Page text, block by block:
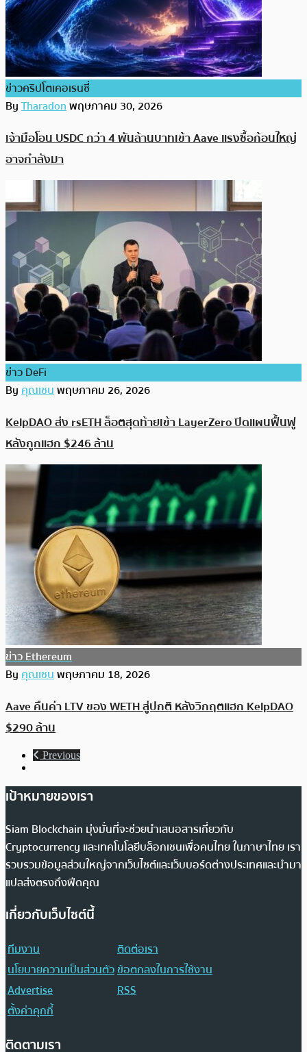
ข่าวคริปโตเคอเรนซี่
ByTharadonพฤษภาคม 30, 2026
เจ้ามือโอน USDC กว่า 4 พันล้านบาทเข้า Aave แรงซื้อก้อนใหญ่
อาจกำลังมา
ข่าว DeFi
Byคุณเชนพฤษภาคม 26, 2026
KelpDAO ส่ง rsETH ล็อตสุดท้ายเข้า LayerZero ปิดแผนฟื้นฟู
หลังถูกแฮก $246 ล้าน
ข่าว Ethereum
Byคุณเชนพฤษภาคม 18, 2026
Aave คืนค่า LTV ของ WETH สู่ปกติ หลังวิกฤตแฮก KelpDAO
$290 ล้าน
Previous
เป้าหมายของเรา
Siam Blockchain มุ่งมั่นที่จะช่วยนำเสนอสารเกี่ยวกับ
Cryptocurrency และเทคโนโลยีบล็อกเชนเพื่อคนไทย ในภาษาไทย เรา
รวบรวมข้อมูลส่วนใหญ่จากเว็บไซต์และเว็บบอร์ดต่างประเทศและนำมา
แปลส่งตรงถึงฟีดคุณ
เกี่ยวกับเว็บไซต์นี้
ทีมงาน
ติดต่อเรา
นโยบายความเป็นส่วนตัวข้อตกลงในการใช้งาน
Advertise
RSS
ตั้งค่าคุกกี้
ติดตามเรา